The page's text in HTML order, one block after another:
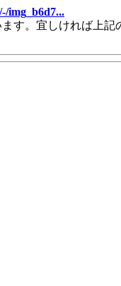
img_b6d7...
す。宜しければ上